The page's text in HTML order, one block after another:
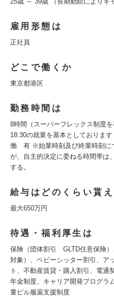
雇用形態は
正社員
どこで働くか
東京都港区
勤務時間は
8時間（スーパーフレックス制度
18:30の就業を基本としておりま
働 有 ※始業時刻及び終業時刻に
が、自主的決定に委ねる時間帯は
する。
給与はどのくらい貰
最大650万円
待遇・福利厚生は
保険（団体割引 GLTD任意保険
対象）、ベビーシッター割引、ア
ト、不動産賃貸・購入割引、電通
年金制度、キャリア開発プログラ
量ピル服薬支援制度